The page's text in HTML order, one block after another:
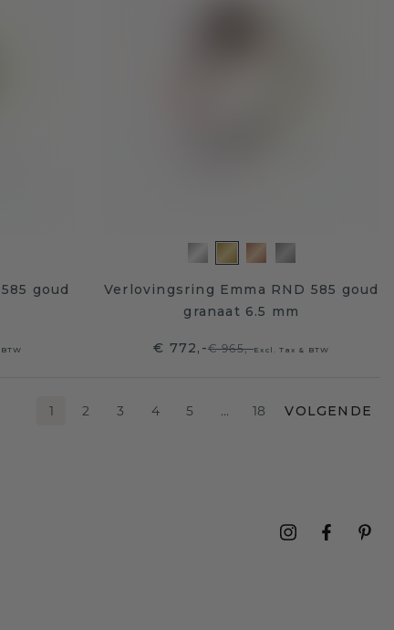
goud
Verlovingsring Emma RND 585 goud
granaat 6.5 mm
€ 772,-€ 965,-Excl. Tax & BTW
1 2 3 4 5 … 18 VOLGENDE